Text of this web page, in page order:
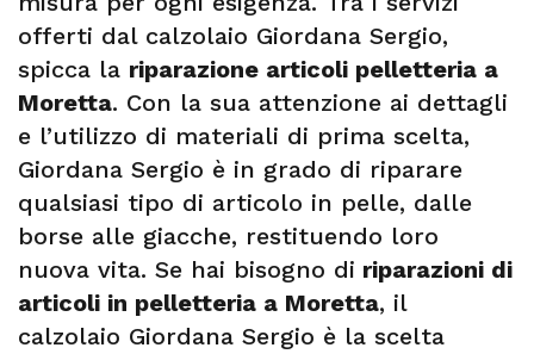
offerti dal calzolaio Giordana Sergio,
spicca la riparazione articoli pelletteria a
Moretta. Con la sua attenzione ai dettagli
e l’utilizzo di materiali di prima scelta,
Giordana Sergio è in grado di riparare
qualsiasi tipo di articolo in pelle, dalle
borse alle giacche, restituendo loro
nuova vita. Se hai bisogno di riparazioni di
articoli in pelletteria a Moretta, il
calzolaio Giordana Sergio è la scelta